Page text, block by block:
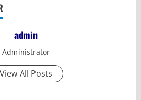
admin
Administrator
View All Posts